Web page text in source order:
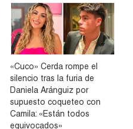
«Cuco» Cerda rompe el
silencio tras la furia de
Daniela Aránguiz por
supuesto coqueteo con
Camila: «Están todos
equivocados»